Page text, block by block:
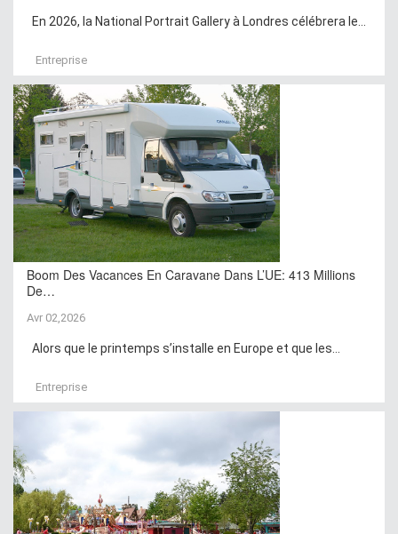
En 2026, la National Portrait Gallery à Londres célébrera le...
Entreprise
Boom Des Vacances En Caravane Dans L’UE: 413 Millions
De…
Avr 02,2026
Alors que le printemps s’installe en Europe et que les...
Entreprise